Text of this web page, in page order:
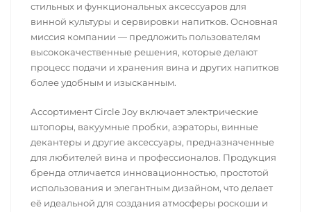
стильных и функциональных аксессуаров для
винной культуры и сервировки напитков. Основная
миссия компании — предложить пользователям
высококачественные решения, которые делают
процесс подачи и хранения вина и других напитков
более удобным и изысканным.
Ассортимент Circle Joy включает электрические
штопоры, вакуумные пробки, аэраторы, винные
декантеры и другие аксессуары, предназначенные
для любителей вина и профессионалов. Продукция
бренда отличается инновационностью, простотой
использования и элегантным дизайном, что делает
её идеальной для создания атмосферы роскоши и